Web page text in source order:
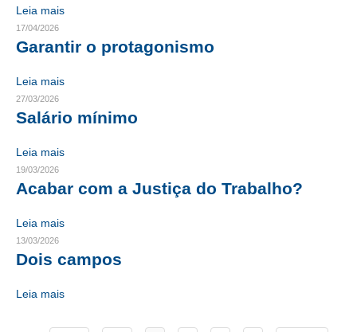
LEI 5.194/1966 – REGULAMENTAÇÃO DA PROFISSÃO
LEI 6.496/1977 – ART
HOMOLOGAÇÕES
PISO SALARIAL
FIQUE POR DENTRO
OPORTUNIDADES
APRESENTAÇÃO
Leia mais
17/04/2026
Garantir o protagonismo
Leia mais
27/03/2026
Salário mínimo
Leia mais
19/03/2026
Acabar com a Justiça do Trabalho?
Leia mais
13/03/2026
Dois campos
Leia mais